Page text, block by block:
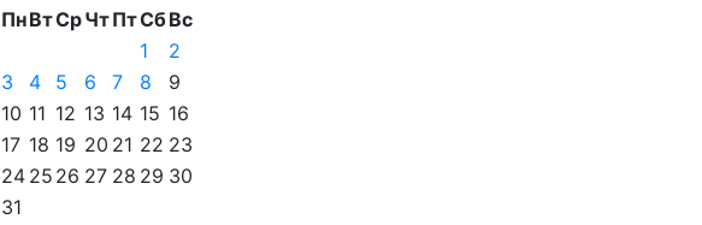
ПнВтСрЧтПтСбВс
1
2
3
4 5 6 7 8
9
10 11 12 13 14 15 16
17 18 19 20 21 22 23
24 25 26 27 28 29 30
31